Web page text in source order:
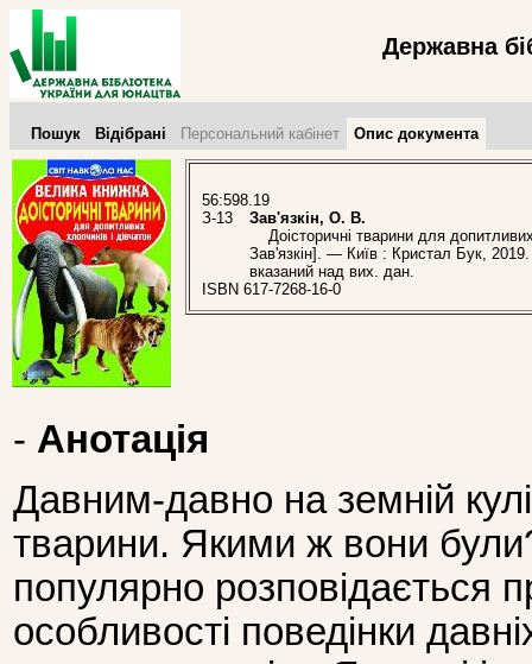
Державна
Пошук Відібрані Персональний кабінет Опис документа
56:598.19
З-13
Зав'язкін, О. В.
Доісторичні тварини для
Зав'язкін]. — Київ : Кристал Бук,
вказаний над вих. дан.
ISBN 617-7268-16-0
- Анотація
Давним-давно на земній
тварини. Якими ж вони
популярно розповідається
особливості поведінки